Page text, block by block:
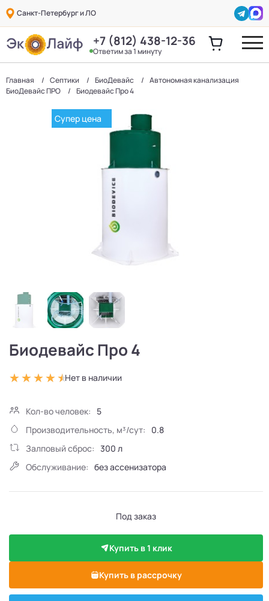
Санкт-Петербург и ЛО
+7 (812) 438-12-36
Ответим за 1 минуту
Главная Септики БиоДевaйс
Автономная канализация
БиоДевaйс ПРО
Биодевайс Про 4
Супер цена
Биодевайс Про 4
Нет в наличии
Кол-во человек:
5
Производительность, м³/сут:
0.8
Залповый сброс: 300 л
Обслуживание: без ассенизатора
Под заказ
Купить в 1 клик
Купить в рассрочку